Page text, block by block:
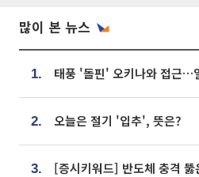
많이 본 뉴스
1.
2. 오늘은 절기 '입추', 뜻은?
3.